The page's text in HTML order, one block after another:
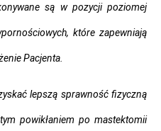
są w pozycji poziomej
które zapewniają
Pacjenta.
lepszą sprawność fizyczną
powikłaniem po mastektomii